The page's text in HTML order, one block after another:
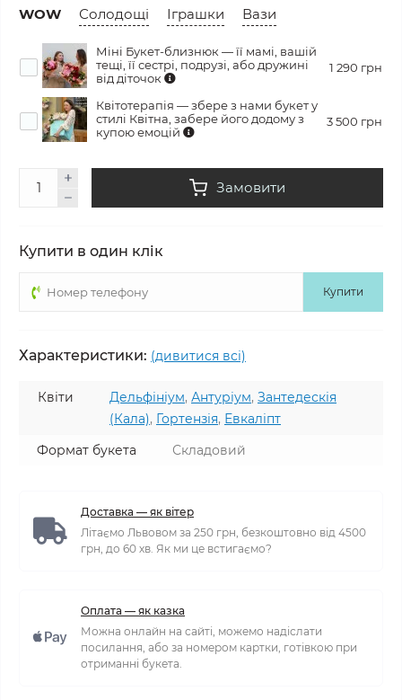
WOW Солодощі Іграшки Вази
Міні Букет-близнюк — її мамі, вашій
тещі, її сестрі, подрузі, або дружині
від діточок
1 290 грн
Квітотерапія — збере з нами букет у
стилі Квітна, забере його додому з
купою емоцій
3 500 грн
Замовити
Купити в один клік
Купити
Характеристики: (дивитися всі)
Квіти Дельфініум, Антуріум, Зантедескія
(Кала), Гортензія, Евкаліпт
Формат букета
Складовий
Доставка — як вітер
Літаємо Львовом за 250 грн, безкоштовно від 4500
грн, до 60 хв. Як ми це встигаємо?
Оплата — як казка
Можна онлайн на сайті, можемо надіслати
посилання, або за номером картки, готівкою при
отриманні букета.